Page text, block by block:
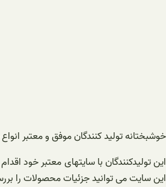
خوشبختانه تولید کنندگان موفق و معتبر انواع پودر لباسشویی ۵ آنزیم در کشور به تولید پودر لباسشویی قیمت مناسب با کیفیتی می‌پردازند که از
این تولیدکنندگان با سایتهای معتبر خود
این سایت می توانید جزئیات محصولات را